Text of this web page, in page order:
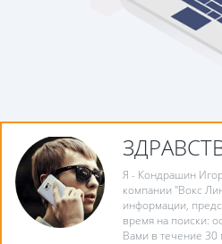
Я - Кондрашин
компании "Вокс
информации,
время на поиски:
Вами в течение 30